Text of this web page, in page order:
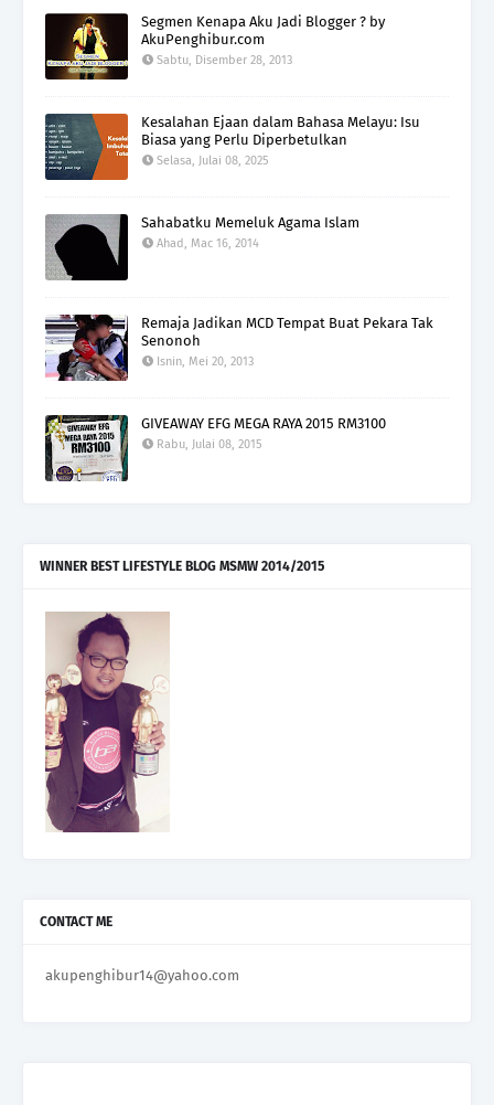
Segmen Kenapa Aku Jadi Blogger ? by
AkuPenghibur.com
Sabtu, Disember 28, 2013
Kesalahan Ejaan dalam Bahasa Melayu: Isu
Biasa yang Perlu Diperbetulkan
Selasa, Julai 08, 2025
Sahabatku Memeluk Agama Islam
Ahad, Mac 16, 2014
Remaja Jadikan MCD Tempat Buat Pekara Tak
Senonoh
Isnin, Mei 20, 2013
GIVEAWAY EFG MEGA RAYA 2015 RM3100
Rabu, Julai 08, 2015
WINNER BEST LIFESTYLE BLOG MSMW 2014/2015
CONTACT ME
akupenghibur14@yahoo.com